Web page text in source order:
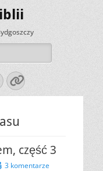
Link
część 3
3 komentarze